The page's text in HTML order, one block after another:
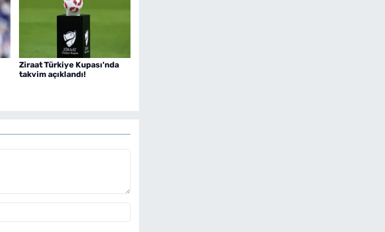
Ziraat Türkiye Kupası'nda
takvim açıklandı!